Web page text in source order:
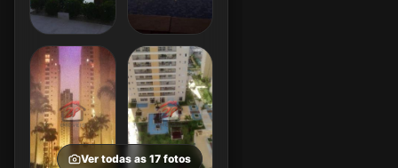
Ver todas as 17 fotos